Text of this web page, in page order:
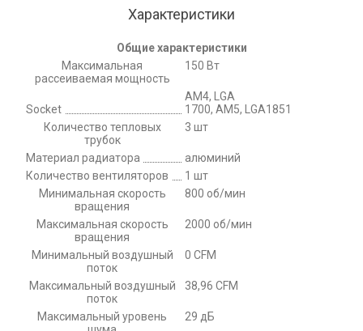
Характеристики
Общие характеристики
Максимальная
рассеиваемая мощность
150 Вт
Socket
AM4, LGA
1700, AM5, LGA1851
Количество тепловых
трубок
3 шт
Материал радиатора
алюминий
Количество вентиляторов
1 шт
Минимальная скорость
вращения
800 об/мин
Максимальная скорость
вращения
2000 об/мин
Минимальный воздушный
поток
0 CFM
Максимальный воздушный
поток
38,96 CFM
Максимальный уровень
29 дБ